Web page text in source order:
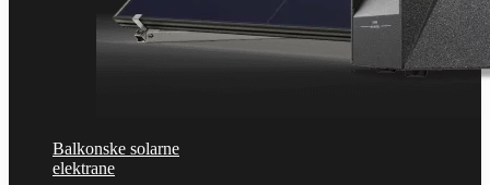
Balkonske solarne
elektrane